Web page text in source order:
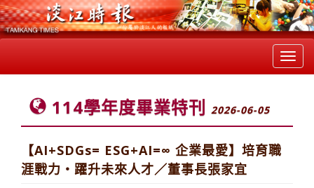
114學年度畢業特刊 2026-06-05
【AI+SDGs= ESG+AI=∞ 企業最愛】培育職
涯戰力‧躍升未來人才／董事長張家宜